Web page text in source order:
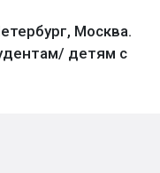
Москва.
детям с